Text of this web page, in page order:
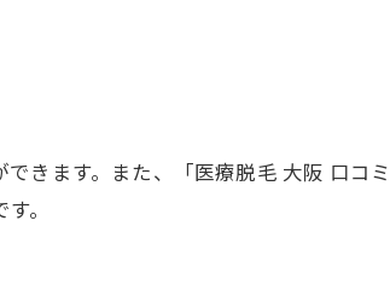
きます。また、「医療脱毛 大阪 口コ
。